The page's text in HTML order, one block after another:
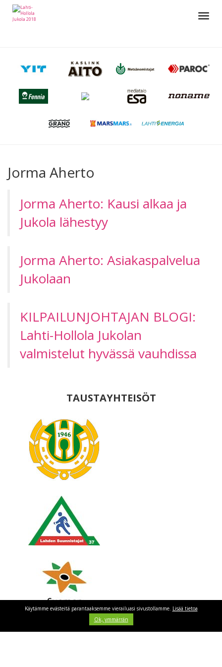
Toggle
Jorma Aherto
Jorma Aherto: Kausi alkaa ja
Jukola lähestyy
Jorma Aherto: Asiakaspalvelua
Jukolaan
KILPAILUNJOHTAJAN BLOGI:
Lahti-Hollola Jukolan
valmistelut hyvässä vauhdissa
TAUSTAYHTEISÖT
Käytämme evästeitä parantaaksemme vierailuasi sivustollamme. Lisää tietoa
Ok, ymmärrän